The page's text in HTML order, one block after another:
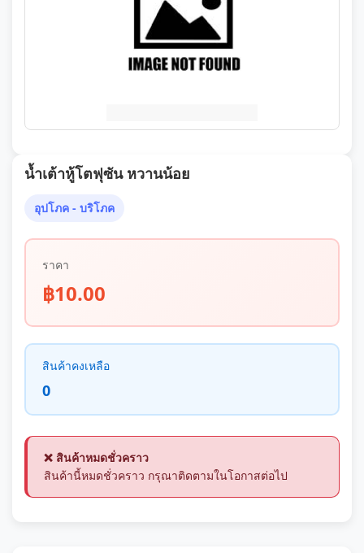
น้ำเต้าหู้โตฟุซัน หวานน้อย
อุปโภค - บริโภค
ราคา
฿10.00
สินค้าคงเหลือ
0
❌ สินค้าหมดชั่วคราว
สินค้านี้หมดชั่วคราว กรุณาติดตามในโอกาสต่อไป